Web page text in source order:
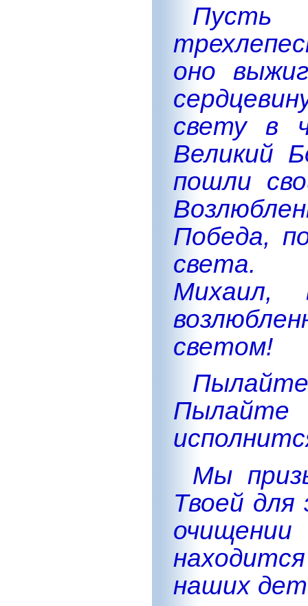
Пусть
оно
свету в
Великий
пошли
Победа,
света.
Михаил,
светом!
Мы
Твоей
наших